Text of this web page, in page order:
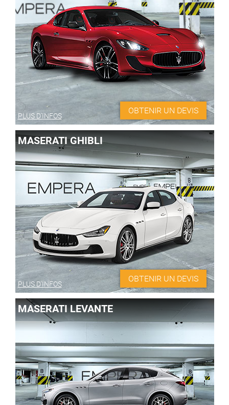
PLUS D'INFOS
OBTENIR UN DEVIS
MASERATI GHIBLI
PLUS D'INFOS
OBTENIR UN DEVIS
MASERATI LEVANTE